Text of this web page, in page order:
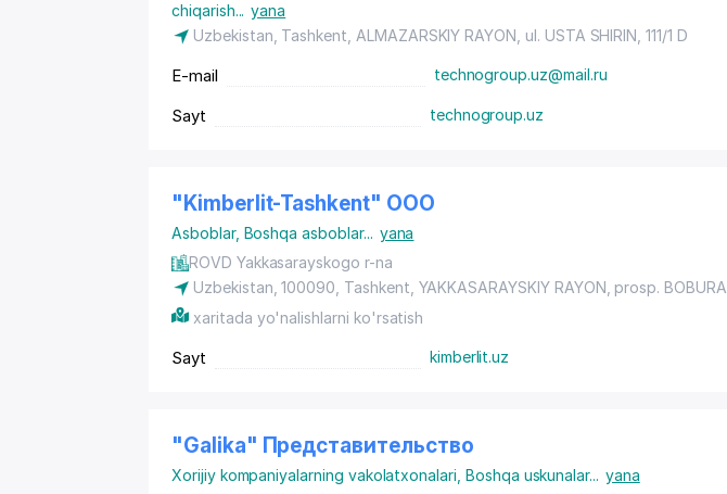
chiqarish... yana
Uzbekistan, Tashkent, ALMAZARSKIY RAYON , ul. USTA SHIRIN, 111/1 D
E-mail technogroup.uz@mail.ru
Sayt technogroup.uz
"Kimberlit-Tashkent" ООО
Asboblar, Boshqa asboblar... yana
ROVD Yakkasarayskogo r-na
Uzbekistan, 100090, Tashkent YAKKASARAYSKIY RAYON prosp. BOBURA
xaritada yo'nalishlarni ko'rsatish
Sayt kimberlit.uz
"Galika" Представительство
Xorijiy kompaniyalarning vakolatxonalari Boshqa uskunalar... yana